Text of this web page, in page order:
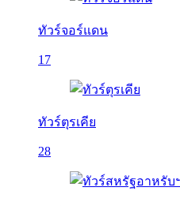
ทัวร์จอร์แดน
17
ทัวร์ตุรเคีย
28